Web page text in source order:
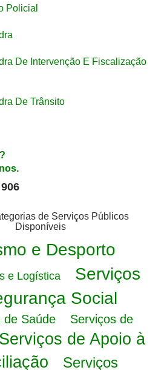
Policial
De Intervenção E Fiscalização
De Trânsito
de Serviços Públicos
Disponíveis
e Desporto
e Logística
Serviços
Social
de Saúde
Serviços de
Serviços de Apoio à
Serviços